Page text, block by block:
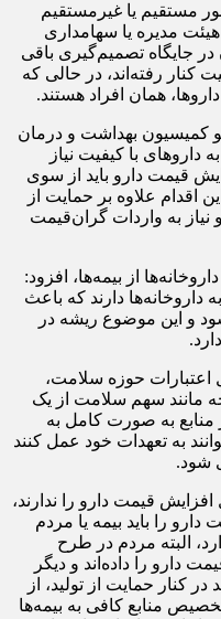
مستقیم یا غیرمستقیم
مدیره یا سهامداری
جایگاه تصمیم‌گیری باقی
کنار رفته‌اند، در حالی که
همان افراد هستند.
کمیسیون بهداشت و درمان
با کیفیت نیاز
قیمت دارو باید از سوی
اقدام علاوه بر حمایت از
و نیاز به واردات گران‌قیمت
از بیمه‌ها، افزود:
بدهی معوق به داروخانه‌ها دارند که باعث
و این موضوع ریشه در
اعتبارات حوزه سلامت،
مانند سهم سلامت از یک
به صورت کامل به
به تعهدات خود عمل کنند
شود.
قیمت دارو را ندارند،
را باید بیمه یا مردم
البته مردم در طرح
دارو را داده‌اند و دیگر
در کنار حمایت از تولید، از
منابع کافی به بیمه‌ها